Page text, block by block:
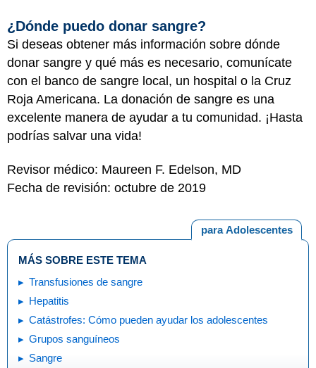
¿Dónde puedo donar sangre?
Si deseas obtener más información sobre dónde
donar sangre y qué más es necesario, comunícate
con el banco de sangre local, un hospital o la Cruz
Roja Americana. La donación de sangre es una
excelente manera de ayudar a tu comunidad. ¡Hasta
podrías salvar una vida!
Revisor médico: Maureen F. Edelson, MD
Fecha de revisión: octubre de 2019
para Adolescentes
MÁS SOBRE ESTE TEMA
Transfusiones de sangre
Hepatitis
Catástrofes: Cómo pueden ayudar los adolescentes
Grupos sanguíneos
Sangre